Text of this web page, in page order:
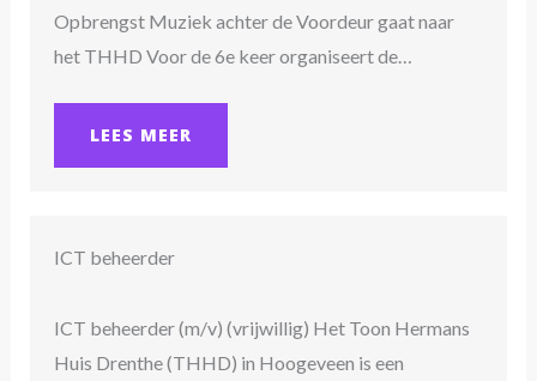
Opbrengst Muziek achter de Voordeur gaat naar
het THHD Voor de 6e keer organiseert de…
LEES MEER
ICT beheerder
ICT beheerder (m/v) (vrijwillig) Het Toon Hermans
Huis Drenthe (THHD) in Hoogeveen is een